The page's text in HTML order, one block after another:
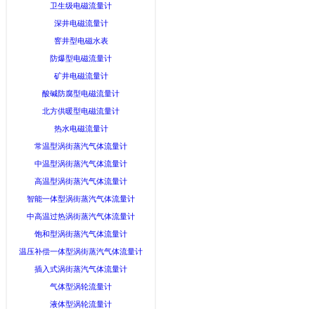
卫生级电磁流量计
深井电磁流量计
窨井型电磁水表
防爆型电磁流量计
矿井电磁流量计
酸碱防腐型电磁流量计
北方供暖型电磁流量计
热水电磁流量计
常温型涡街蒸汽气体流量计
中温型涡街蒸汽气体流量计
高温型涡街蒸汽气体流量计
智能一体型涡街蒸汽气体流量计
中高温过热涡街蒸汽气体流量计
饱和型涡街蒸汽气体流量计
温压补偿一体型涡街蒸汽气体流量计
插入式涡街蒸汽气体流量计
气体型涡轮流量计
液体型涡轮流量计